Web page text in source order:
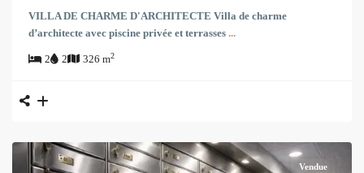
VILLA DE CHARME D'ARCHITECTE Villa de charme
d’architecte avec piscine privée et terrasses ...
2 2 326 m2
Vendue